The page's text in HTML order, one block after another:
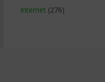
Internet (276)